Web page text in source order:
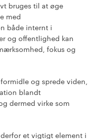
bruges til at øge
med
både internt i
og offentlighed kan
fokus og
og sprede viden,
blandt
dermed virke som
et vigtigt element i